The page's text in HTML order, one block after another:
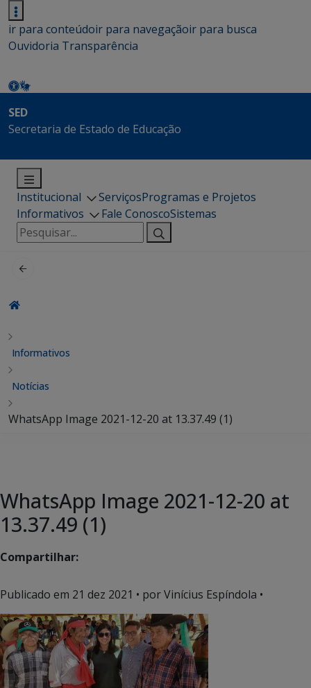
ir para conteúdoir para navegaçãoir para busca
Ouvidoria Transparência
SED
Secretaria de Estado de Educação
Institucional ServiçosProgramas e Projetos
Informativos
Fale ConoscoSistemas
Pesquisar
por:
Informativos
Notícias
WhatsApp Image 2021-12-20 at 13.37.49 (1)
WhatsApp Image 2021-12-20 at
13.37.49 (1)
Compartilhar:
Publicado em 21 dez 2021 • por Vinícius Espíndola •